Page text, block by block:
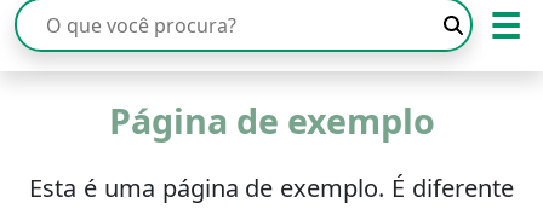
☰
Página de exemplo
Esta é uma página de exemplo. É diferente